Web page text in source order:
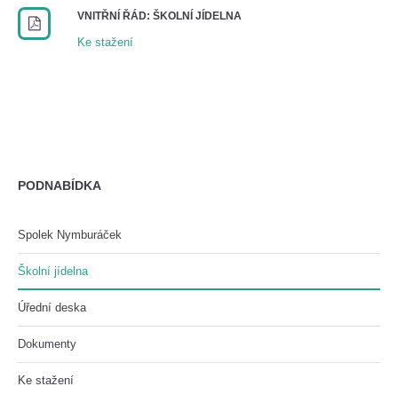
VNITŘNÍ ŘÁD: ŠKOLNÍ JÍDELNA
Ke stažení
PODNABÍDKA
Spolek Nymburáček
Školní jídelna
Úřední deska
Dokumenty
Ke stažení